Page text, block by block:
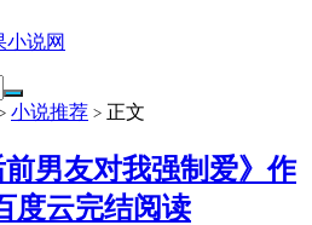
小说网
小说推荐 > 正文
前男友对我强制爱》作
度云完结阅读